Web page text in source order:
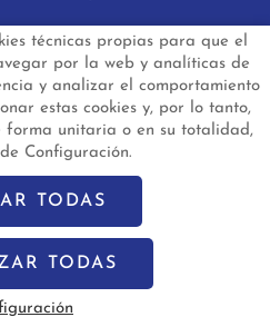
técnicas propias para que el
por la web y analíticas de
y analizar el comportamiento
estas cookies y, por lo tanto,
forma unitaria o en su totalidad,
Configuración.
TODAS
TODAS
de Privacidad de Datos
Configuración de Cookies
y programación por Edina.es